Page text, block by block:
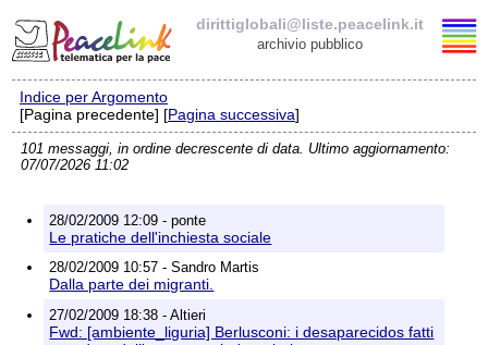
dirittiglobali@liste.peacelink.it
archivio pubblico
Elenco delle liste
dirittiglobali@liste.peacelink.it
Indice per Argomento
[Pagina precedente] [Pagina successiva]
101 messaggi, in ordine decrescente di data. Ultimo aggiornamento:
07/07/2026 11:02
28/02/2009 12:09 - ponte
Le pratiche dell'inchiesta sociale
28/02/2009 10:57 - Sandro Martis
Dalla parte dei migranti.
27/02/2009 18:38 - Altieri
Fwd: [ambiente_liguria] Berlusconi: i desaparecidos fatti